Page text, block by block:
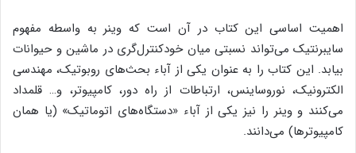
اهمیت اساسی این کتاب در آن است که وینر به واسطه مفهوم
سایبرنتیک می‌تواند نسبتی میان خودکنترل‌گری در ماشین و حیوانات
بیابد. این کتاب را به عنوان یکی از آباء بحث‌های روبوتیک، مهندسی
الکترونیک، نوروساینس، ارتباطات از راه دور، کامپیوتر، و… قلمداد
می‌کنند و وینر را نیز یکی از آباء «دستگاه‌های اتوماتیک» (یا همان
کامپیوترها) می‌دانند.